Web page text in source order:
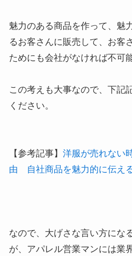
魅力のある商品を作って、魅
るお客さんに販売して、お客
ためにも会社がなければ不可
この考えも大事なので、下記
ください。
【参考記事】 洋服が売れない
由 自社商品を魅力的に伝え
なので、大げさな言い方にな
が、アパレル営業マンには業